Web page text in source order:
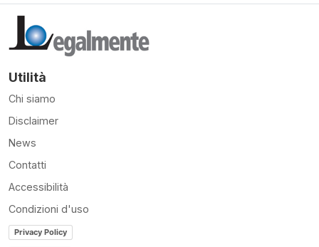
Utilità
Chi siamo
Disclaimer
News
Contatti
Accessibilità
Condizioni d'uso
Privacy Policy